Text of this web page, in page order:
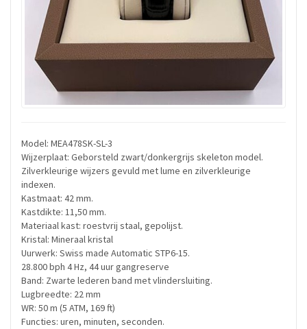
Model: MEA478SK-SL-3
Wijzerplaat: Geborsteld zwart/donkergrijs skeleton model.
Zilverkleurige wijzers gevuld met lume en zilverkleurige
indexen.
Kastmaat: 42 mm.
Kastdikte: 11,50 mm.
Materiaal kast: roestvrij staal, gepolijst.
Kristal: Mineraal kristal
Uurwerk: Swiss made Automatic STP6-15.
28.800 bph 4 Hz, 44 uur gangreserve
Band: Zwarte lederen band met vlindersluiting.
Lugbreedte: 22 mm
WR: 50 m (5 ATM, 169 ft)
Functies: uren, minuten, seconden.